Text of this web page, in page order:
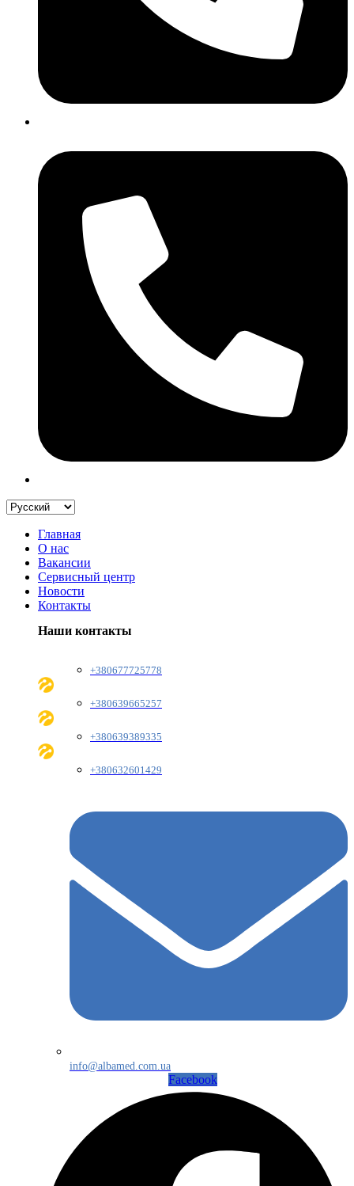
Главная
О нас
Вакансии
Сервисный центр
Новости
Контакты
Наши контакты
+380677725778
+380639665257
+380639389335
+380632601429
info@albamed.com.ua
Facebook